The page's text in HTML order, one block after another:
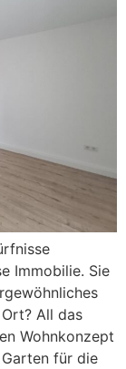
Immobilie. Sie
All das
Wohnkonzept
für die